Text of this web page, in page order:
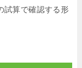
試算で確認する形